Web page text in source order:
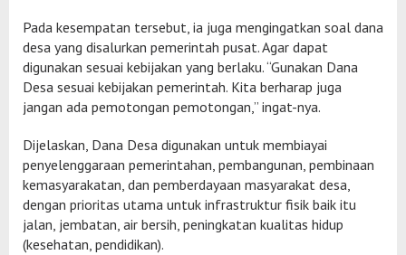
Pada kesempatan tersebut, ia juga mengingatkan soal dana
desa yang disalurkan pemerintah pusat. Agar dapat
digunakan sesuai kebijakan yang berlaku. “Gunakan Dana
Desa sesuai kebijakan pemerintah. Kita berharap juga
jangan ada pemotongan pemotongan,” ingat-nya.
Dijelaskan, Dana Desa digunakan untuk membiayai
penyelenggaraan pemerintahan, pembangunan, pembinaan
kemasyarakatan, dan pemberdayaan masyarakat desa,
dengan prioritas utama untuk infrastruktur fisik baik itu
jalan, jembatan, air bersih, peningkatan kualitas hidup
(kesehatan, pendidikan).